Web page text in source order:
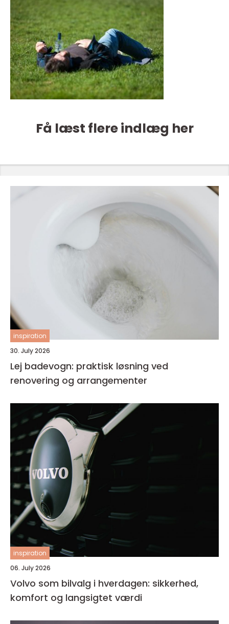
Få læst flere indlæg her
inspiration
30. July 2026
Lej badevogn: praktisk løsning ved
renovering og arrangementer
inspiration
06. July 2026
Volvo som bilvalg i hverdagen: sikkerhed,
komfort og langsigtet værdi